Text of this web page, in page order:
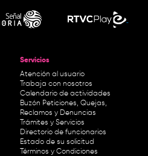
Servicios
Atención al usuario
Trabaja con nosotros
Calendario de actividades
Buzón Peticiones, Quejas,
Reclamos y Denuncias
Trámites y Servicios
Directorio de funcionarios
Estado de su solicitud
Términos y Condiciones